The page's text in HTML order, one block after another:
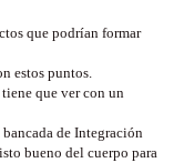
que podrían formar
estos puntos.
que ver con un
de Integración
bueno del cuerpo para